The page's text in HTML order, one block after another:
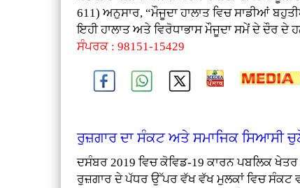
611) ਅਨੁਸਾਰ, “ਮੌਜੂਦਾ ਹਾਲਾਤ ਵਿਚ ਸਾਡੀਆਂ
ਇਹੀ ਹਾਲਾਤ ਅਤੇ ਵਿਰੋਧਾਭਾਸ ਮੌਜੂਦਾ ਸਮੇਂ ਦੇ ਦੌਰ ਦੇ
ਸੰਪਰਕ : 98151-15429
ਰੁਜ਼ਗਾਰ ਦਾ ਸੰਕਟ ਅਤੇ ਸਮਾਜਿਕ ਸਿਆਸੀ
ਦਸੰਬਰ 2019 ਵਿਚ ਕੋਵਿਡ-19 ਕਾਰਨ ਪਬਲਿਕ
ਰੁਜ਼ਗਾਰ ਦੇ ਪੱਧਰ ਉੱਪਰ ਵੱਖ ਵੱਖ ਮੁਲਕਾਂ ਵਿਚ ਸੰਕਟ